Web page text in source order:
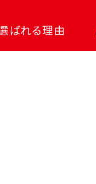
ばれる理由
成功の土地探し